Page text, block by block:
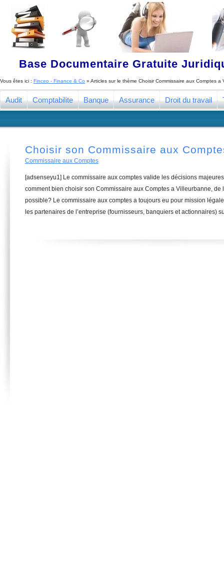
Base Documentaire Gratuite
Vous êtes ici : Finceo - Finance & Co » Articles sur le thème Choisir Commissaire aux Comptes a
Audit Comptabilite Banque Assurance Droit du travail
Choisir son Commissaire aux
Commissaire aux Comptes
[adsenseyu1] Le commissaire aux comptes valide les décisions
comment bien choisir son Commissaire aux Comptes a Villeurbanne,
possible? Le commissaire aux comptes a toujours eu pour mission
les partenaires de l’entreprise (fournisseurs, banquiers et actionnaires)